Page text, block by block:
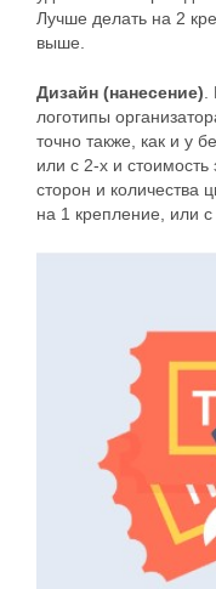
Лучше делать на 2
выше.
Дизайн (нанесение).
логотипы
точно также, как и у
или с 2-х и стоимость
сторон и количества
на 1 крепление, или